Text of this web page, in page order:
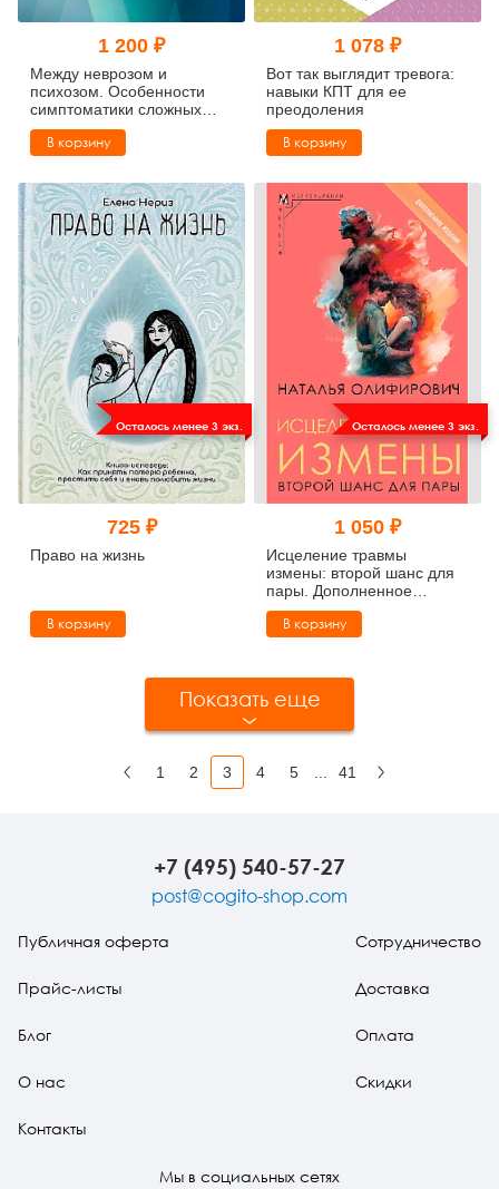
1 200 ₽
Между неврозом и
психозом. Особенности
симптоматики сложных
пациентов в клинической
психоаналитической
В корзину
1 078 ₽
Вот так выглядит тревога:
навыки КПТ для ее
преодоления
В корзину
Осталось менее 3 экз.
725 ₽
Право на жизнь
В корзину
Осталось менее 3 экз.
1 050 ₽
Исцеление травмы
измены: второй шанс для
пары. Дополненное
издание
В корзину
Показать еще
1 2 3 4 5 41
+7 (495) 540-57-27
post@cogito-shop.com
Публичная оферта
Прайс-листы
Блог
О нас
Контакты
Сотрудничество
Доставка
Оплата
Скидки
Мы в социальных сетях